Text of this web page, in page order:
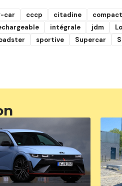
car cccp citadine
intégrale jdm
sportive Supercar